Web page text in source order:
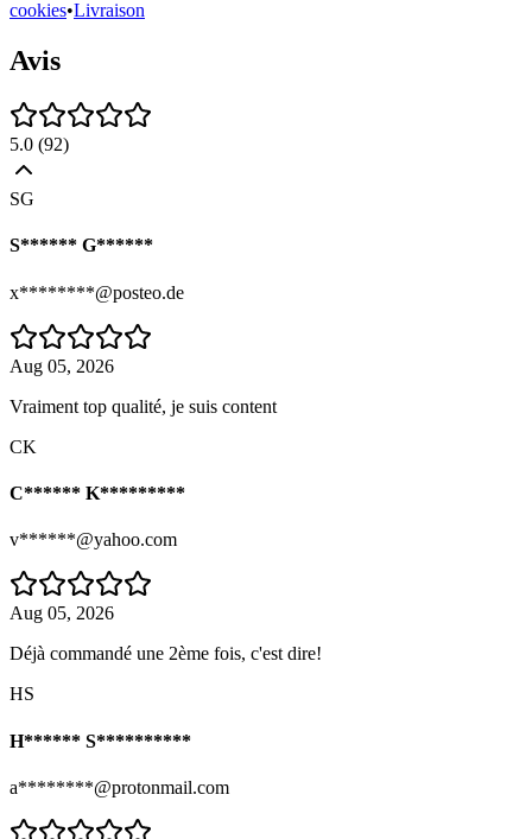
cookies•Livraison
Avis
5.0 (92)
SG
S****** G******
x********@posteo.de
Aug 05, 2026
Vraiment top qualité, je suis content
CK
C****** K*********
v******@yahoo.com
Aug 05, 2026
Déjà commandé une 2ème fois, c'est dire!
HS
H****** S**********
a********@protonmail.com